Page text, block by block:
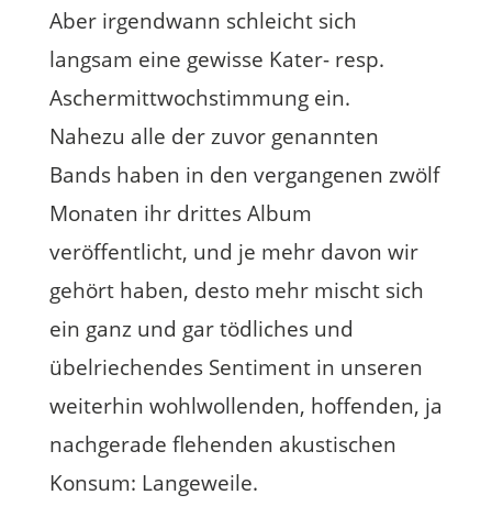
Aber irgendwann schleicht sich
langsam eine gewisse Kater- resp.
Aschermittwochstimmung ein.
Nahezu alle der zuvor genannten
Bands haben in den vergangenen zwölf
Monaten ihr drittes Album
veröffentlicht, und je mehr davon wir
gehört haben, desto mehr mischt sich
ein ganz und gar tödliches und
übelriechendes Sentiment in unseren
weiterhin wohlwollenden, hoffenden, ja
nachgerade flehenden akustischen
Konsum: Langeweile.